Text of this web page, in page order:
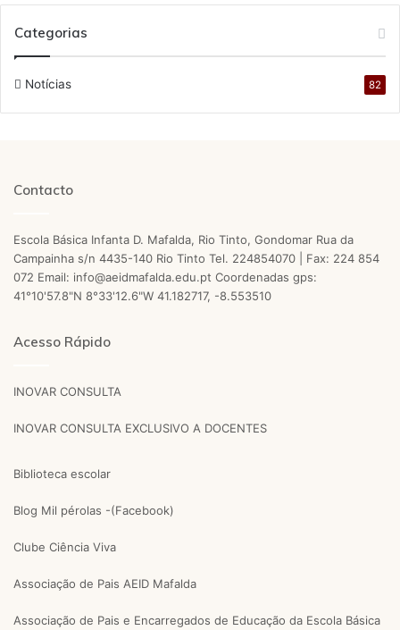
Categorias
Notícias 82
Contacto
Escola Básica Infanta D. Mafalda, Rio Tinto, Gondomar Rua da
Campainha s/n 4435-140 Rio Tinto Tel. 224854070 | Fax: 224 854
072 Email: info@aeidmafalda.edu.pt Coordenadas gps:
41°10'57.8"N 8°33'12.6"W 41.182717, -8.553510
Acesso Rápido
INOVAR CONSULTA
INOVAR CONSULTA EXCLUSIVO A DOCENTES
Biblioteca escolar
Blog Mil pérolas -(Facebook)
Clube Ciência Viva
Associação de Pais AEID Mafalda
Associação de Pais e Encarregados de Educação da Escola Básica